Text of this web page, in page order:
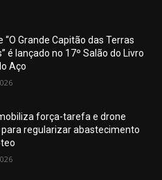
“O Grande Capitão das Terras
é lançado no 17º Salão do Livro
Aço
força-tarefa e drone
regularizar abastecimento